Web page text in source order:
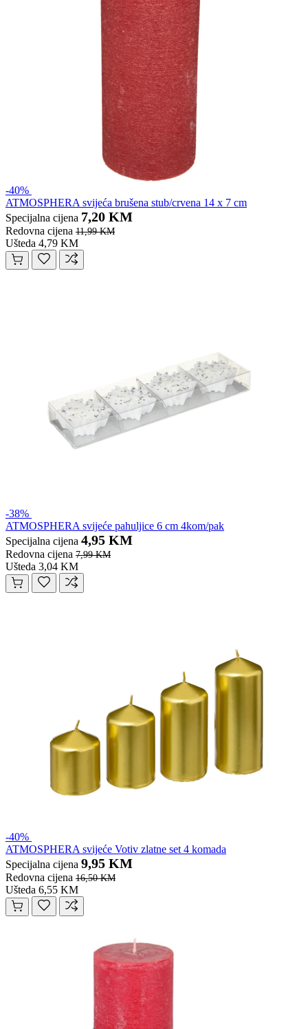
-40%
ATMOSPHERA svijeća brušena stub/crvena 14 x 7 cm
Specijalna cijena 7,20 KM
Redovna cijena 11,99 KM
Ušteda 4,79 KM
-38%
ATMOSPHERA svijeće pahuljice 6 cm 4kom/pak
Specijalna cijena 4,95 KM
Redovna cijena 7,99 KM
Ušteda 3,04 KM
-40%
ATMOSPHERA svijeće Votiv zlatne set 4 komada
Specijalna cijena 9,95 KM
Redovna cijena 16,50 KM
Ušteda 6,55 KM